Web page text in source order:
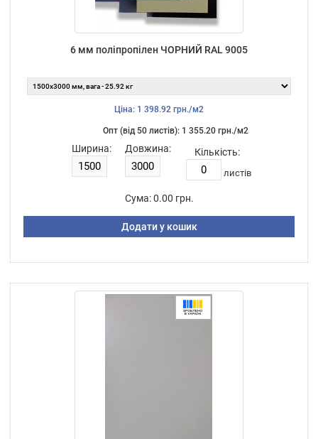
6 мм поліпропілен ЧОРНИЙ RAL 9005
Ціна: 1 398.92 грн./м2
Опт (від 50 листiв): 1 355.20 грн./м2
Ширина: Довжина: Кількість:
листiв
Сума: 0.00 грн.
Додати у кошик